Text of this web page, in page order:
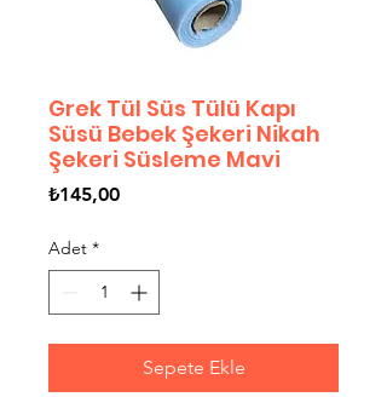
Grek Tül Süs Tülü Kapı
Süsü Bebek Şekeri Nikah
Şekeri Süsleme Mavi
₺145,00Fiyat
Adet *
Sepete Ekle